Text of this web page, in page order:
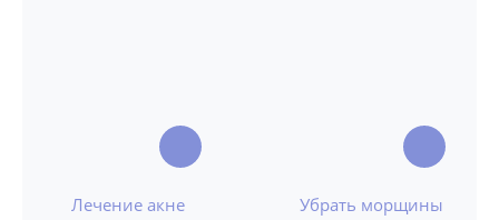
Лечение акне Убрать морщины